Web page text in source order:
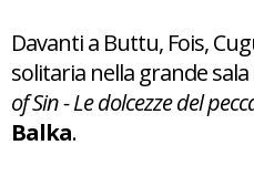
Davanti a Buttu, Fois,
solitaria nella grande sala
of Sin - Le dolcezze del
Balka.